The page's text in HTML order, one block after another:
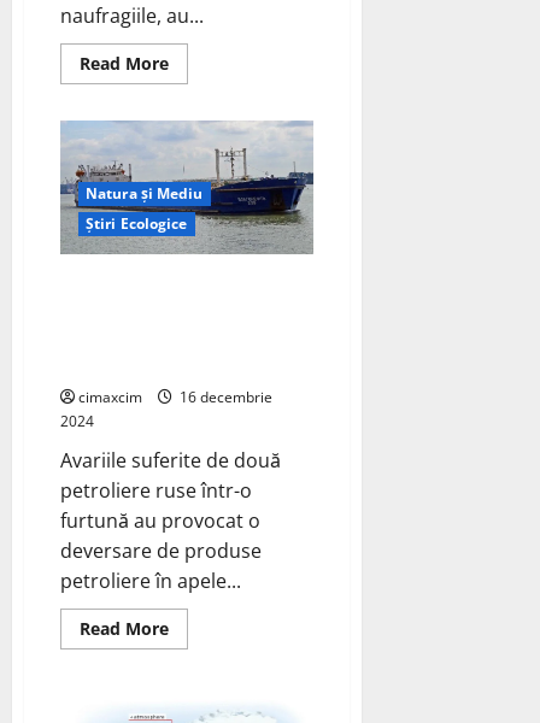
naufragiile, au...
Read MoreRead
more
de
kilometri
din
litoralul
rus
al
Mării
Negre
petroliere
Natura și Mediu
Știri Ecologice
cimaxcim
16 decembrie
2024
Avariile suferite de două
petroliere ruse într-o
furtună au provocat o
deversare de produse
petroliere în apele...
Read MoreRead
more
ruse